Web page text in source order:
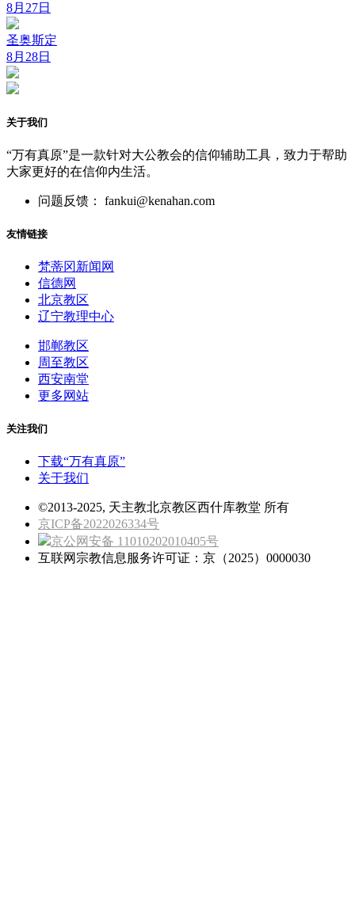
8月27日
圣奥斯定
8月28日
关于我们
“万有真原”是一款针对大公教会的信仰辅助工具，致力于帮助
大家更好的在信仰内生活。
问题反馈： fankui@kenahan.com
友情链接
梵蒂冈新闻网
信德网
北京教区
辽宁教理中心
邯郸教区
周至教区
西安南堂
更多网站
关注我们
下载“万有真原”
关于我们
©2013-2025, 天主教北京教区西什库教堂 所有
京ICP备2022026334号
京公网安备 11010202010405号
互联网宗教信息服务许可证：京（2025）0000030